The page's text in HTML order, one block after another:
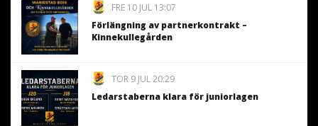
FRE 10 JUL 13:07
Förlängning av partnerkontrakt –
Kinnekullegården
TOR 9 JUL 20:29
Ledarstaberna klara för juniorlagen